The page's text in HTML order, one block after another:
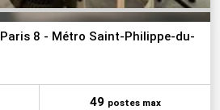
8 - Métro Saint-Philippe-du-
49 postes max